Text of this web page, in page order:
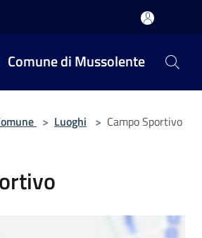
Comune di Mussolente
> Luoghi > Campo Sportivo